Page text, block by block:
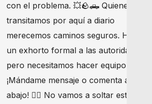
con el problema. 💥🪨🛻 Quienes
transitamos por aquí a diario
merecemos caminos seguros. Haré
un exhorto formal a las autoridades,
pero necesitamos hacer equipo. 🛣️🔒
¡Mándame mensaje o comenta aquí
abajo! 👇🏼 No vamos a soltar este